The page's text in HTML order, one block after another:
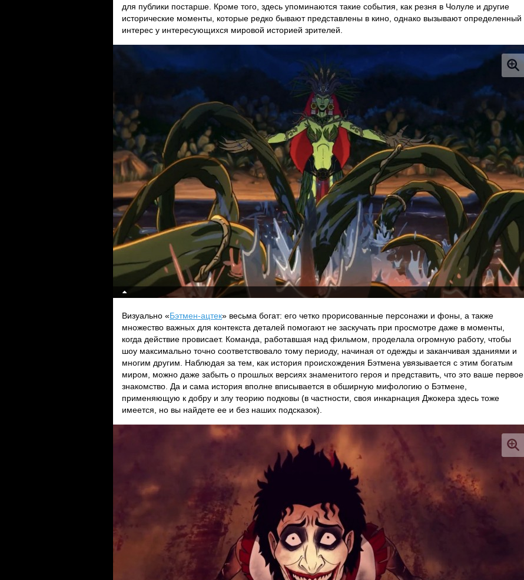
для публики постарше. Кроме того, здесь упоминаются такие события, как резня в Чолуле и другие
исторические моменты, которые редко бывают представлены в кино, однако вызывают определенный
интерес у интересующихся мировой историей зрителей.
Визуально «Бэтмен-ацтек» весьма богат: его четко прорисованные персонажи и фоны, а также
множество важных для контекста деталей помогают не заскучать при просмотре даже в моменты,
когда действие провисает. Команда, работавшая над фильмом, проделала огромную работу, чтобы
шоу максимально точно соответствовало тому периоду, начиная от одежды и заканчивая зданиями и
многим другим. Наблюдая за тем, как история происхождения Бэтмена увязывается с этим богатым
миром, можно даже забыть о прошлых версиях знаменитого героя и представить, что это ваше первое
знакомство. Да и сама история вполне вписывается в обширную мифологию о Бэтмене,
применяющую к добру и злу теорию подковы (в частности, своя инкарнация Джокера здесь тоже
имеется, но вы найдете ее и без наших подсказок).